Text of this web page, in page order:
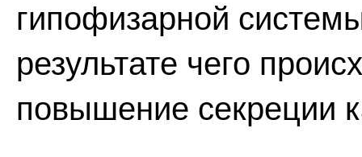
гипофизарной
результате чего
повышение секреции